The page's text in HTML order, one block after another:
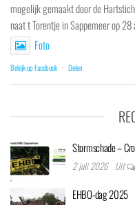
mogelijk gemaakt door de
naat t Torentje in Sappemeer op
Foto
Bekijk op Facebook · Delen
Stormschade –
2 juli 2026 Uit
EHBO-dag 2025